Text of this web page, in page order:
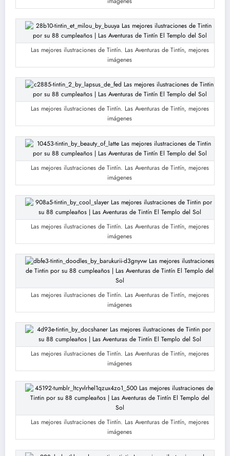
Las mejores ilustraciones de Tintín. Las Aventuras de Tintín, mejores
imágenes
Las mejores ilustraciones de Tintín. Las Aventuras de Tintín, mejores
imágenes
Las mejores ilustraciones de Tintín. Las Aventuras de Tintín, mejores
imágenes
Las mejores ilustraciones de Tintín. Las Aventuras de Tintín, mejores
imágenes
Las mejores ilustraciones de Tintín. Las Aventuras de Tintín, mejores
imágenes
Las mejores ilustraciones de Tintín. Las Aventuras de Tintín, mejores
imágenes
Las mejores ilustraciones de Tintín. Las Aventuras de Tintín, mejores
imágenes